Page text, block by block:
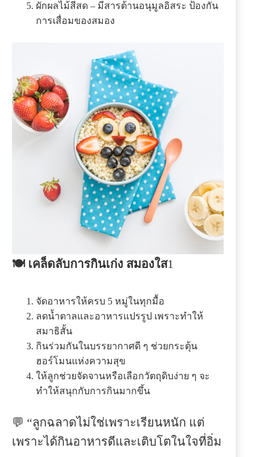
ผักผลไม้สีสด – มีสารต้านอนุมูลอิสระ ป้องกัน
การเสื่อมของสมอง
🍽 เคล็ดลับการกินเก่ง สมองใส1
จัดอาหารให้ครบ 5 หมู่ในทุกมื้อ
ลดน้ำตาลและอาหารแปรรูป เพราะทำให้
สมาธิสั้น
กินร่วมกันในบรรยากาศดี ๆ ช่วยกระตุ้น
ฮอร์โมนแห่งความสุข
ให้ลูกช่วยจัดจานหรือเลือกวัตถุดิบง่าย ๆ จะ
ทำให้สนุกกับการกินมากขึ้น
💬 “ลูกฉลาดไม่ใช่เพราะเรียนหนัก แต่
เพราะได้กินอาหารดีและเติบโตในใจที่อิ่ม